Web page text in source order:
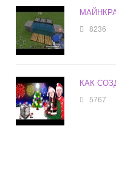
8236
КАК
5767